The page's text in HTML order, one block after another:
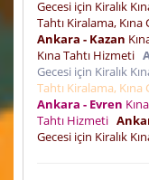
Gecesi için Kiralık
Tahtı Kiralama, Kına
Ankara - Kazan
Kına Tahtı Hizmeti
Gecesi için Kiralık
Tahtı Kiralama, Kına
Ankara - Evren
Tahtı Hizmeti
Gecesi için Kiralık